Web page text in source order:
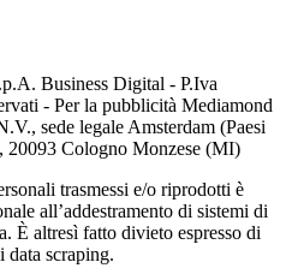
Business Digital - P.Iva
- Per la pubblicità Mediamond
sede legale Amsterdam (Paesi
Cologno Monzese (MI)
trasmessi e/o riprodotti è
all’addestramento di sistemi di
È altresì fatto divieto espresso di
data scraping.